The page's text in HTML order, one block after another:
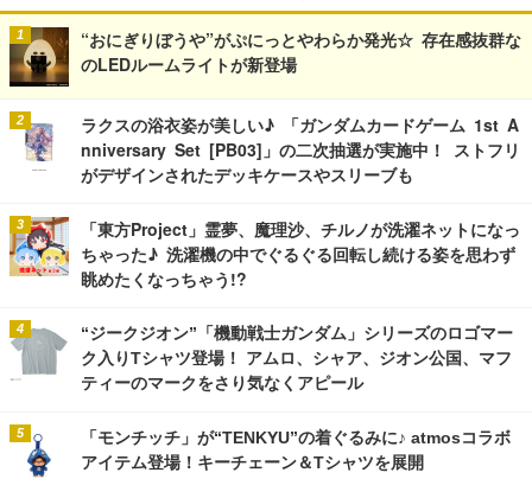
“おにぎりぼうや”がぷにっとやわらか発光☆ 存在感抜群な
のLEDルームライトが新登場
ラクスの浴衣姿が美しい♪ 「ガンダムカードゲーム 1st A
nniversary Set [PB03]」の二次抽選が実施中！ ストフリ
がデザインされたデッキケースやスリーブも
「東方Project」霊夢、魔理沙、チルノが洗濯ネットになっ
ちゃった♪ 洗濯機の中でぐるぐる回転し続ける姿を思わず
眺めたくなっちゃう!?
“ジークジオン”「機動戦士ガンダム」シリーズのロゴマー
ク入りTシャツ登場！ アムロ、シャア、ジオン公国、マフ
ティーのマークをさり気なくアピール
「モンチッチ」が“TENKYU”の着ぐるみに♪ atmosコラボ
アイテム登場！キーチェーン＆Tシャツを展開